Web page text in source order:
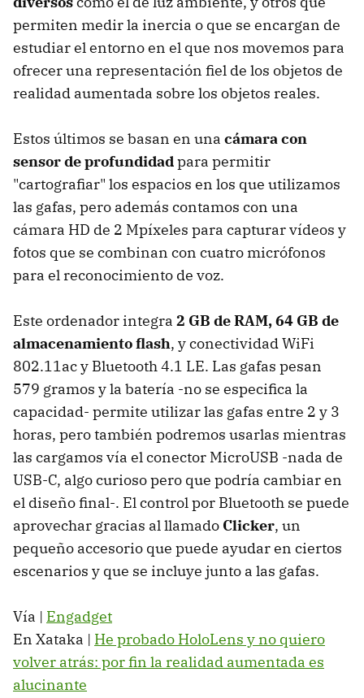
permiten medir la inercia o que se encargan de
estudiar el entorno en el que nos movemos para
ofrecer una representación fiel de los objetos de
realidad aumentada sobre los objetos reales.
Estos últimos se basan en una cámara con
sensor de profundidadpara permitir
"cartografiar" los espacios en los que utilizamos
las gafas, pero además contamos con una
cámara HD de 2 Mpíxeles para capturar vídeos y
fotos que se combinan con cuatro micrófonos
para el reconocimiento de voz.
Este ordenador integra 2 GB de RAM, 64 GB de
almacenamiento flash, y conectividad WiFi
802.11ac y Bluetooth 4.1 LE. Las gafas pesan
579 gramos y la batería -no se especifica la
capacidad- permite utilizar las gafas entre 2 y 3
horas, pero también podremos usarlas mientras
las cargamos vía el conector MicroUSB -nada de
USB-C, algo curioso pero que podría cambiar en
el diseño final-. El control por Bluetooth se puede
aprovechar gracias al llamado Clicker, un
pequeño accesorio que puede ayudar en ciertos
escenarios y que se incluye junto a las gafas.
Vía | Engadget
En Xataka | He probado HoloLens y no quiero
volver atrás: por fin la realidad aumentada es
alucinante